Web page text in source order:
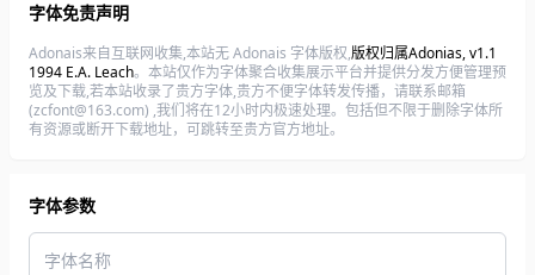
字体免责声明
Adonais来自互联网收集,本站无 Adonais 字体版权,版权归属Adonias, v1.1
1994 E.A. Leach。本站仅作为字体聚合收集展示平台并提供分发方便管理预
览及下载,若本站收录了贵方字体,贵方不便字体转发传播，请联系邮箱
(zcfont@163.com) ,我们将在12小时内极速处理。包括但不限于删除字体所
有资源或断开下载地址，可跳转至贵方官方地址。
字体参数
字体名称